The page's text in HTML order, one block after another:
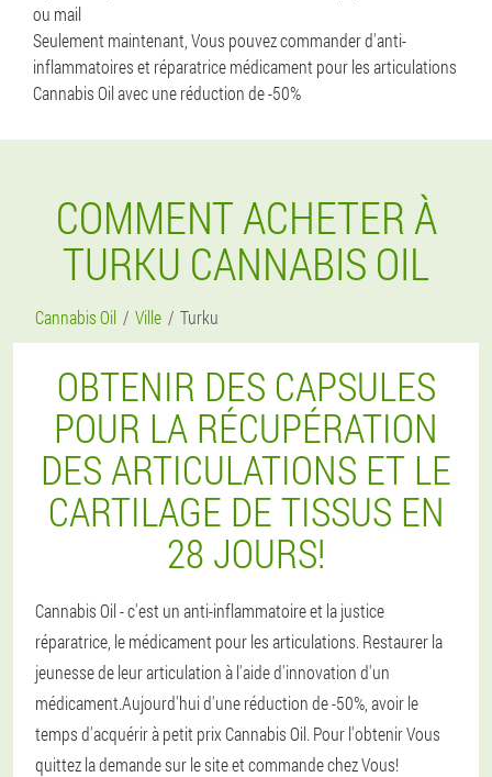
ou mail
Seulement maintenant, Vous pouvez commander d'anti-
inflammatoires et réparatrice médicament pour les articulations
Cannabis Oil avec une réduction de -50%
COMMENT ACHETER À
TURKU CANNABIS OIL
Cannabis Oil Ville Turku
OBTENIR DES CAPSULES
POUR LA RÉCUPÉRATION
DES ARTICULATIONS ET LE
CARTILAGE DE TISSUS EN
28 JOURS!
Cannabis Oil - c'est un anti-inflammatoire et la justice
réparatrice, le médicament pour les articulations. Restaurer la
jeunesse de leur articulation à l'aide d'innovation d'un
médicament.Aujourd'hui d'une réduction de -50%, avoir le
temps d'acquérir à petit prix Cannabis Oil. Pour l'obtenir Vous
quittez la demande sur le site et commande chez Vous!